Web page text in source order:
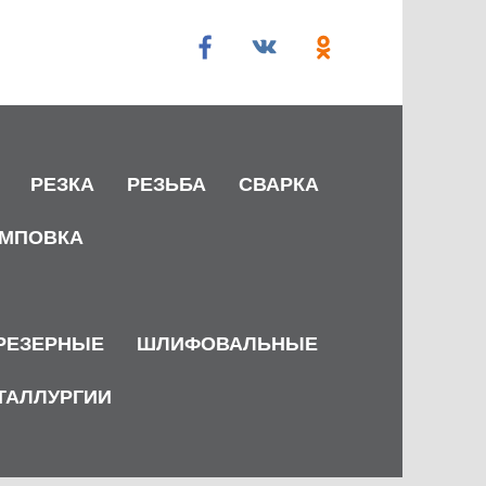
РЕЗКА РЕЗЬБА СВАРКА
ШЛИФОВАЛЬНЫЕ